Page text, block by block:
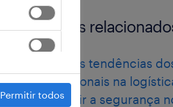
artigos
como as tendências
profissionais na
redefinir a segurança
Permitir todos